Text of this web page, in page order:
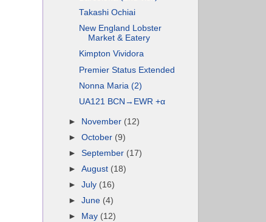
Takashi Ochiai
New England Lobster
Market & Eatery
Kimpton Vividora
Premier Status Extended
Nonna Maria (2)
UA121 BCN→EWR +α
► November (12)
►October (9)
►September (17)
►August (18)
►July (16)
►June (4)
►
May (12)